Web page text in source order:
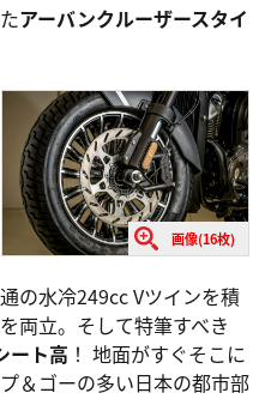
アーバンクルーザースタイ
画像(16枚)
の水冷249cc Vツインを積
両立。そして特筆すべき
ート高 ！ 地面がすぐそこに
＆ゴーの多い日本の都市部